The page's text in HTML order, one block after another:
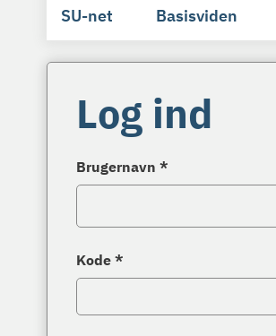
SU-net Basisviden
Log ind
Brugernavn *
Kode *